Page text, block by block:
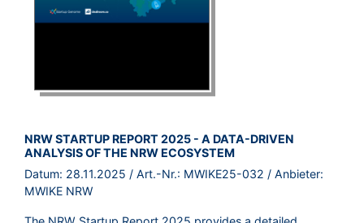
BROSCHÜRE:
NRW STARTUP REPORT 2025 - A DATA-DRIVEN
ANALYSIS OF THE NRW ECOSYSTEM
Datum: 28.11.2025 / Art.-Nr.: MWIKE25-032 / Anbieter:
MWIKE NRW